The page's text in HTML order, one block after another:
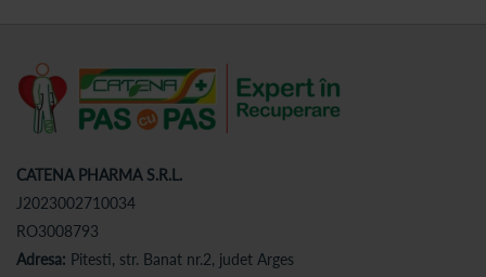
CATENA PHARMA S.R.L.
J2023002710034
RO3008793
Adresa: Pitesti, str. Banat nr.2, judet Arges